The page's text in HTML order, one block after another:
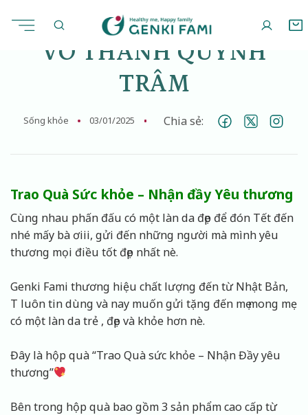
đến
VÕ THANH QUỲNH
TRÂM
Sống khỏe 03/01/2025 Chia sẻ:
Trao Quà Sức khỏe – Nhận đầy Yêu thương
Cùng nhau phấn đấu có một làn da đẹp để đón Tết đến
nhé mấy bà ơiii, gửi đến những người mà mình yêu
thương mọi điều tốt đẹp nhất nè.
Genki Fami thương hiệu chất lượng đến từ Nhật Bản,
T luôn tin dùng và nay muốn gửi tặng đến mẹ mong mẹ
có một làn da trẻ , đẹp và khỏe hơn nè.
Đây là hộp quà “Trao Quà sức khỏe – Nhận Đầy yêu
thương”
Bên trong hộp quà bao gồm 3 sản phẩm cao cấp từ